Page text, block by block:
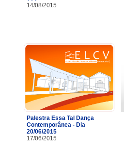
14/08/2015
Palestra Essa Tal Dança
Contemporânea - Dia
20/06/2015
17/06/2015